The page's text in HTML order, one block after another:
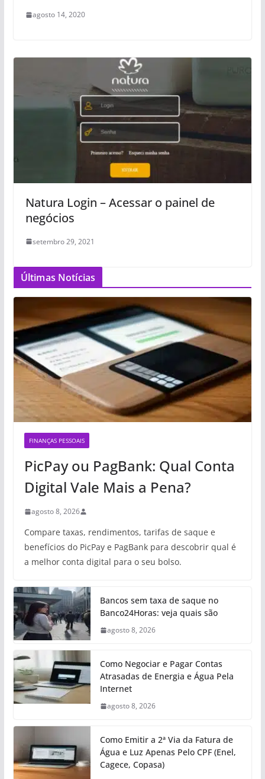
agosto 14, 2020
Natura Login – Acessar o painel de
negócios
setembro 29, 2021
Últimas Notícias
FINANÇAS PESSOAIS
PicPay ou PagBank: Qual Conta
Digital Vale Mais a Pena?
agosto 8, 2026
Compare taxas, rendimentos, tarifas de saque e
benefícios do PicPay e PagBank para descobrir qual é
a melhor conta digital para o seu bolso.
Bancos sem taxa de saque no
Banco24Horas: veja quais são
agosto 8, 2026
Como Negociar e Pagar Contas
Atrasadas de Energia e Água Pela
Internet
agosto 8, 2026
Como Emitir a 2ª Via da Fatura de
Água e Luz Apenas Pelo CPF (Enel,
Cagece, Copasa)